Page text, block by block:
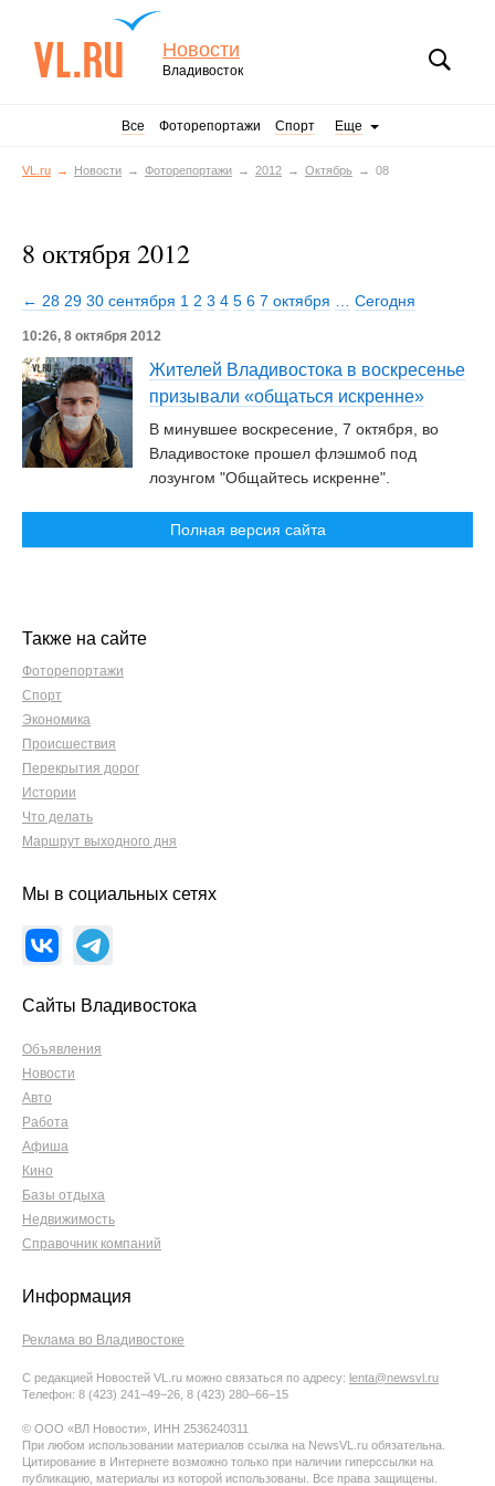
Новости
Владивосток
Все Фоторепортажи Спорт Еще
VL.ru Новости Фоторепортажи 2012 Октябрь 08
8 октября 2012
← 28 29 30 сентября 1 2 3 4 5 6 7 октября Сегодня
10:26, 8 октября 2012
Жителей Владивостока в воскресенье
призывали «общаться искренне»
В минувшее воскресение, 7 октября, во
Владивостоке прошел флэшмоб под
лозунгом "Общайтесь искренне".
Полная версия сайта
Также на сайте
Фоторепортажи
Спорт
Экономика
Происшествия
Перекрытия дорог
Истории
Что делать
Маршрут выходного дня
Мы в социальных сетях
Сайты Владивостока
Объявления
Новости
Авто
Работа
Афиша
Кино
Базы отдыха
Недвижимость
Справочник компаний
Информация
Реклама во Владивостоке
С редакцией Новостей VL.ru можно связаться по адресу: lenta@newsvl.ru
Телефон: 8 (423) 241−49−26, 8 (423) 280−66−15
© ООО «ВЛ Новости», ИНН 2536240311
При любом использовании материалов ссылка на NewsVL.ru обязательна.
Цитирование в Интернете возможно только при наличии гиперссылки на
публикацию, материалы из которой использованы. Все права защищены.